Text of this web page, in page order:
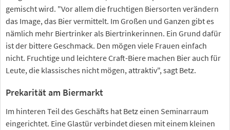
gemischt wird. "Vor allem die fruchtigen Biersorten verändern
das Image, das Bier vermittelt. Im Großen und Ganzen gibt es
nämlich mehr Biertrinker als Biertrinkerinnen. Ein Grund dafür
ist der bittere Geschmack. Den mögen viele Frauen einfach
nicht. Fruchtige und leichtere Craft-Biere machen Bier auch für
Leute, die klassisches nicht mögen, attraktiv", sagt Betz.
Prekarität am Biermarkt
Im hinteren Teil des Geschäfts hat Betz einen Seminarraum
eingerichtet. Eine Glastür verbindet diesen mit einem kleinen